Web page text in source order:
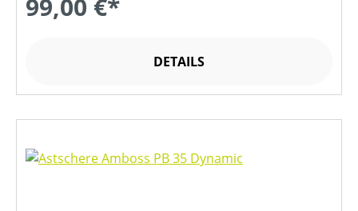
99,00 €*
DETAILS